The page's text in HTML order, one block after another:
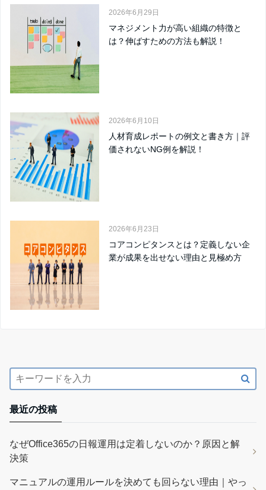
2026年6月29日
マネジメント力が高い組織の特徴と
は？伸ばすための方法も解説！
2026年6月10日
人材育成レポートの例文と書き方｜評
価されないNG例を解説！
2026年6月23日
コアコンピタンスとは？定義しない企
業が成果を出せない理由と見極め方
最近の投稿
なぜOffice365の日報運用は定着しないのか？原因と解
決策
マニュアルの運用ルールを決めても回らない理由｜やっ